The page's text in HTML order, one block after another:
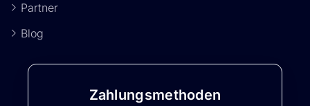
Partner
Blog
Zahlungsmethoden